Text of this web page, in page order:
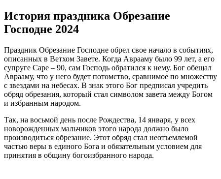
История праздника Обрезание
Господне 2024
Праздник Обрезание Господне обрел свое начало в событиях,
описанных в Ветхом Завете. Когда Аврааму было 99 лет, а его
супруге Саре – 90, сам Господь обратился к нему. Бог обещал
Аврааму, что у него будет потомство, сравнимое по множеству
с звездами на небесах. В знак этого Бог предписал учредить
обряд обрезания, который стал символом завета между Богом
и избранным народом.
Так, на восьмой день после Рождества, 14 января, у всех
новорожденных мальчиков этого народа должно было
производиться обрезание. Этот обряд стал неотъемлемой
частью веры в единого Бога и обязательным условием для
принятия в общину богоизбранного народа.